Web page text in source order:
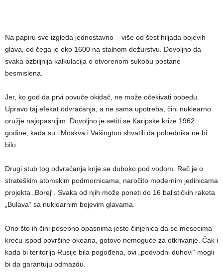
Na papiru sve izgleda jednostavno – više od šest hiljada bojevih
glava, od čega je oko 1600 na stalnom dežurstvu. Dovoljno da
svaka ozbiljnija kalkulacija o otvorenom sukobu postane
besmislena.
Jer, ko god da prvi povuče okidač, ne može očekivati pobedu.
Upravo taj efekat odvraćanja, a ne sama upotreba, čini nuklearno
oružje najopasnijim. Dovoljno je setiti se Karipske krize 1962.
godine, kada su i Moskva i Vašington shvatili da pobednika ne bi
bilo.
Drugi stub tog odvraćanja krije se duboko pod vodom. Reč je o
strateškim atomskim podmornicama, naročito modernim jedinicama
projekta „Borej“. Svaka od njih može poneti do 16 balističkih raketa
„Bulava“ sa nuklearnim bojevim glavama.
Ono što ih čini posebno opasnima jeste činjenica da se mesecima
kreću ispod površine okeana, gotovo nemoguće za otkrivanje. Čak i
kada bi teritorija Rusije bila pogođena, ovi „podvodni duhovi“ mogli
bi da garantuju odmazdu.